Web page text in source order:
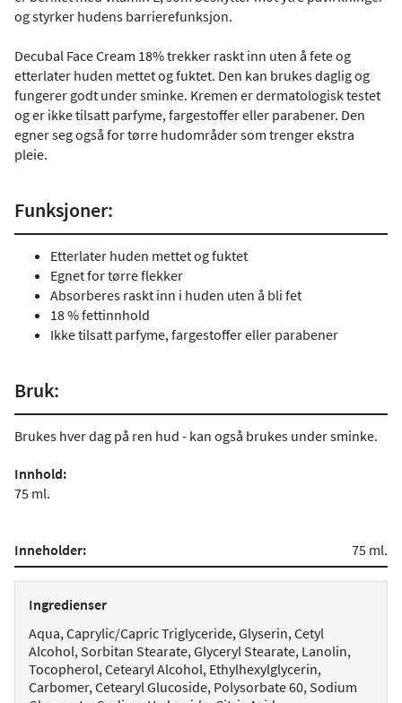
og styrker hudens barrierefunksjon.
Decubal Face Cream 18% trekker raskt inn uten å fete og
etterlater huden mettet og fuktet. Den kan brukes daglig og
fungerer godt under sminke. Kremen er dermatologisk testet
og er ikke tilsatt parfyme, fargestoffer eller parabener. Den
egner seg også for tørre hudområder som trenger ekstra
pleie.
Funksjoner:
Etterlater huden mettet og fuktet
Egnet for tørre flekker
Absorberes raskt inn i huden uten å bli fet
18 % fettinnhold
Ikke tilsatt parfyme, fargestoffer eller parabener
Bruk:
Brukes hver dag på ren hud - kan også brukes under sminke.
Innhold:
75 ml.
Inneholder: 75 ml.
Ingredienser
Aqua, Caprylic/Capric Triglyceride, Glyserin, Cetyl
Alcohol, Sorbitan Stearate, Glyceryl Stearate, Lanolin,
Tocopherol, Cetearyl Alcohol, Ethylhexylglycerin,
Carbomer, Cetearyl Glucoside, Polysorbate 60, Sodium